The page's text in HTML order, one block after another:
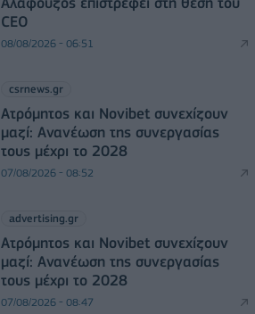
CEO
08/08/2026 - 06:51
csrnews.gr
Ατρόμητος και Novibet συνεχίζουν
μαζί: Ανανέωση της συνεργασίας
τους μέχρι το 2028
07/08/2026 - 08:52
advertising.gr
Ατρόμητος και Novibet συνεχίζουν
μαζί: Ανανέωση της συνεργασίας
τους μέχρι το 2028
07/08/2026 - 08:47